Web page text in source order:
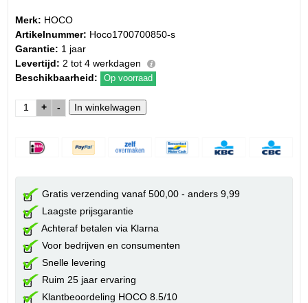
Merk: HOCO
Artikelnummer: Hoco1700700850-s
Garantie: 1 jaar
Levertijd: 2 tot 4 werkdagen
Beschikbaarheid:
Op voorraad
+ -
Gratis verzending vanaf 500,00 - anders 9,99
Laagste prijsgarantie
Achteraf betalen via Klarna
Voor bedrijven en consumenten
Snelle levering
Ruim 25 jaar ervaring
Klantbeoordeling HOCO 8.5/10